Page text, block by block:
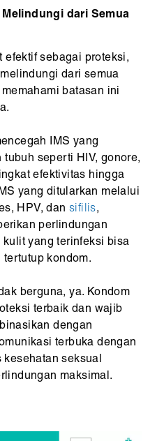
dari Semua
efektif sebagai proteksi,
dari semua
batasan ini
IMS yang
seperti HIV, gonore,
efektivitas hingga
yang ditularkan melalui
HPV, dan sifilis,
perlindungan
kulit yang terinfeksi bisa
kondom.
berguna, ya. Kondom
terbaik dan wajib
dengan
terbuka dengan
kesehatan seksual
maksimal.